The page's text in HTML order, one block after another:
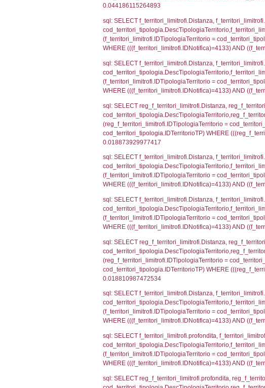
sql: SELECT * FROM
sql: SELECT Ispezione,
'%d/%m/%Y') as
sql: SELECT
sql: SELECT
el_comuni.IstProvincia
el_comuni.IstComune
sql: SELECT
cod_territori_tipologia
sql: SELECT
AND
sql: SELECT
AND
sql: SELECT